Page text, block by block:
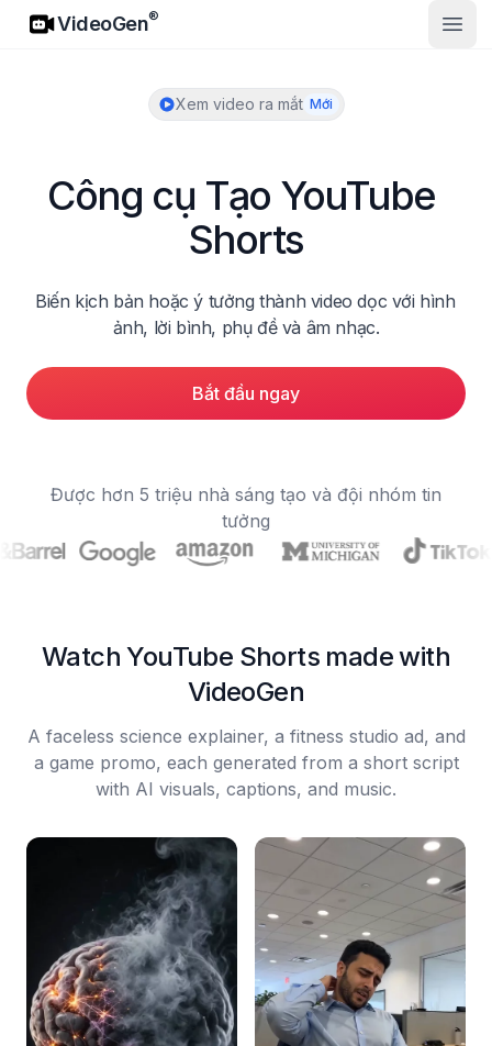
VideoGen
VideoGen®
Mở
Xem video ra mắt Mới
Công cụ Tạo YouTube
Shorts
Biến kịch bản hoặc ý tưởng thành video dọc với hình
ảnh, lời bình, phụ đề và âm nhạc.
Bắt đầu ngay
Được hơn 5 triệu nhà sáng tạo và đội nhóm tin
tưởng
Watch YouTube Shorts made with
VideoGen
A faceless science explainer, a fitness studio ad, and
a game promo, each generated from a short script
with AI visuals, captions, and music.